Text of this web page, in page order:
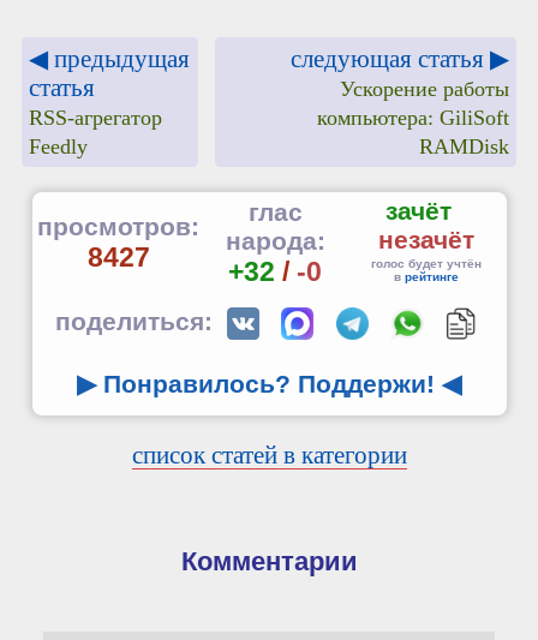
◀ предыдущая
статья
RSS-агрегатор
Feedly
следующая статья ▶
Ускорение работы
компьютера: GiliSoft
RAMDisk
просмотров:
8427
глас
народа:
+32 / -0
зачёт
незачёт
голос будет учтён
в рейтинге
поделиться:
▶ Понравилось? Поддержи! ◀
список статей в категории
Комментарии